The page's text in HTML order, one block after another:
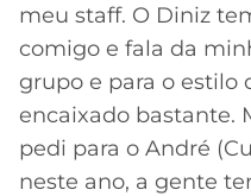
meu staff. O Diniz
comigo e fala da
grupo e para o estilo
encaixado bastante.
pedi para o André
neste ano, a gente